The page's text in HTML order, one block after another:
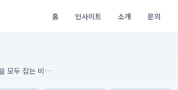
홈 인사이트 소개 문의
검색과 알고리즘을 모두 잡는 비즈니스PT 마케팅: 유튜브 성공의 핵심, SEO 최적화와 시청 유지율 50% 달성 비법